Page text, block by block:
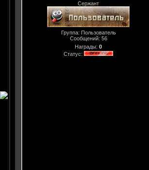
Сержант
Группа: Пользователь
Сообщений: 56
Награды: 0
Статус: